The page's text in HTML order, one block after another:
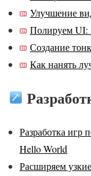
Улучшение
Полируем UI:
Создание
Как нанять
Разработка игр
Hello World
Расширяем